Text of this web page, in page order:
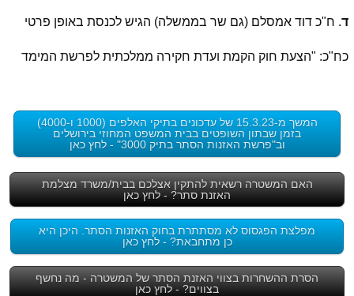
ד. ח"כ דוד אמסלם (גם שר בממשלה) הגיש לכנסת באופן פרטי
כח"כ: "הצעת חוק הקמת ועדת חקירה ממלכתית לפרשת המימד
המשך מ-15.3.23 של עדכונים בתיקי האלפים (1000 ו-4000)
בזמן שבתון השופטים בבית המשפט המחוזי בירושלים
וב"פרשת האזנות הסתר בתיק 3000" - לחץ כאן
האם המשטרה רשאית להתקין אצלכם בבית/משרד מצלמת
האזנת סתר? - לחץ כאן
מפלצת הפגסוס לא מסתתרת בחוק האזנות הסתר. היכן היא
כן מתחבאת? - לחץ כאן
הסרת ההשחרות בצווי האזנת הסתר של המשטרה - מה נחשף
בצווים? - לחץ כאן